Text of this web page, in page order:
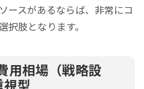
ースがあるならば、非常にコ
択肢となります。
用相場（戦略設
視型